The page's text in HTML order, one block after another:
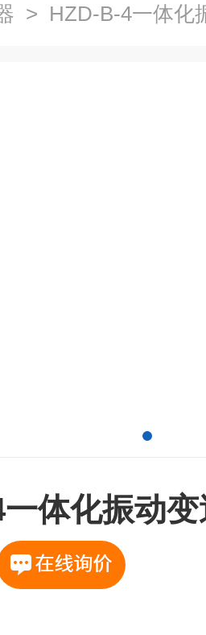
> HZD-B-4一体化
体化振动